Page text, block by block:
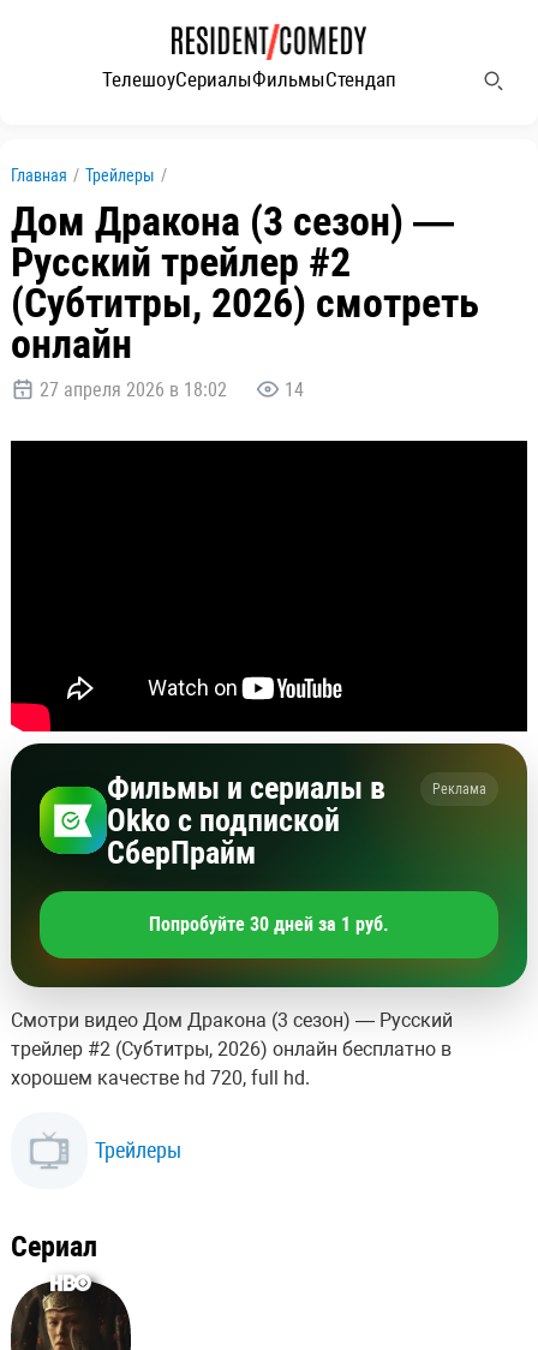
ТелешоуСериалыФильмыСтендап
Главная / Трейлеры /
Дом Дракона (3 сезон) —
Русский трейлер #2
(Субтитры, 2026) смотреть
онлайн
27 апреля 2026 в 18:02 14
Фильмы и сериалы в
Okko с подпиской
СберПрайм
Реклама
Попробуйте 30 дней за 1 руб.
Смотри видео Дом Дракона (3 сезон) — Русский
трейлер #2 (Субтитры, 2026) онлайн бесплатно в
хорошем качестве hd 720, full hd.
Трейлеры
Сериал